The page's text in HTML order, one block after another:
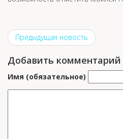
Предыдущая новость
Добавить комментарий
Имя (обязательное)